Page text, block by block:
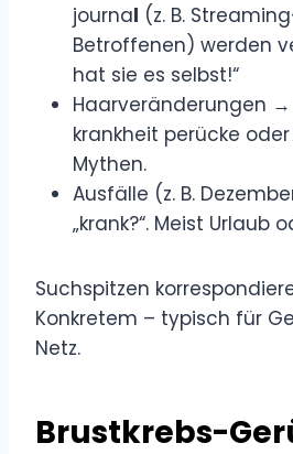
journal (z. B.
Betroffenen) werden
hat sie es selbst!“
Haarveränderungen
krankheit perücke
Mythen.
Ausfälle (z. B.
„krank?“. Meist Urlaub
Suchspitzen
Konkretem – typisch für
Netz.
Brustkrebs-